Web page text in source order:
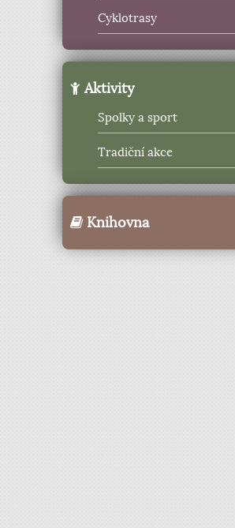
Cyklotrasy
Aktivity
Spolky a sport
Tradiční akce
Knihovna